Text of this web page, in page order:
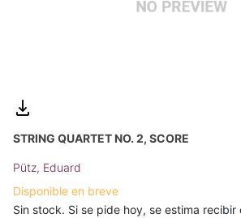
STRING QUARTET NO. 2, SCORE
Pütz, Eduard
Disponible en breve
Sin stock. Si se pide hoy, se estima recibir